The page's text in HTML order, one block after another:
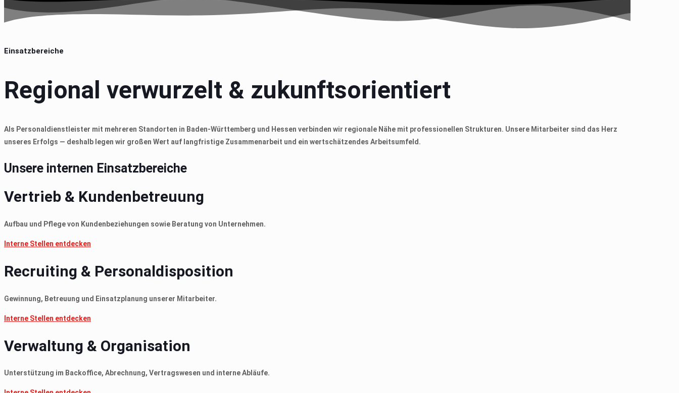
Einsatzbereiche
Regional verwurzelt & zukunftsorientiert
Als Personaldienstleister mit mehreren Standorten in Baden-Württemberg und Hessen verbinden wir regionale Nähe mit professionellen Strukturen. Unsere Mitarbeiter sind das Herz
unseres Erfolgs — deshalb legen wir großen Wert auf langfristige Zusammenarbeit und ein wertschätzendes Arbeitsumfeld.
Unsere internen Einsatzbereiche
Vertrieb & Kundenbetreuung
Aufbau und Pflege von Kundenbeziehungen sowie Beratung von Unternehmen.
Interne Stellen entdecken
Recruiting & Personaldisposition
Gewinnung, Betreuung und Einsatzplanung unserer Mitarbeiter.
Interne Stellen entdecken
Verwaltung & Organisation
Unterstützung im Backoffice, Abrechnung, Vertragswesen und interne Abläufe.